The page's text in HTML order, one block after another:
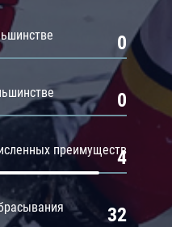
0
0
преимуществ
4
32